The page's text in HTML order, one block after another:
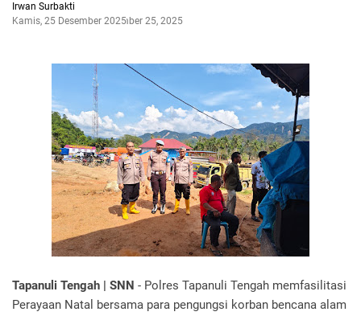
Irwan Surbakti
Kamis, 25 Desember 2025Desember 25, 2025
Tapanuli Tengah | SNN - Polres Tapanuli Tengah memfasilitasi
Perayaan Natal bersama para pengungsi korban bencana alam